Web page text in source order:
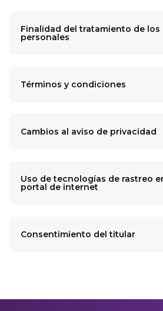
Finalidad del tratamiento de los
personales
Términos y condiciones
Cambios al aviso de privacidad
Uso de tecnologías de rastreo
portal de internet
Consentimiento del titular